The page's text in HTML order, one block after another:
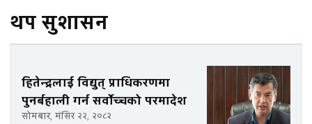
थप सुशासन
हितेन्द्रलाई विद्युत् प्राधिकरणमा
पुनर्बहाली गर्न सर्वोच्चको परमादेश
सोमबार, मंसिर २२, २०८२